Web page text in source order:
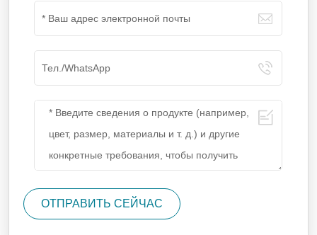
ОТПРАВИТЬ СЕЙЧАС